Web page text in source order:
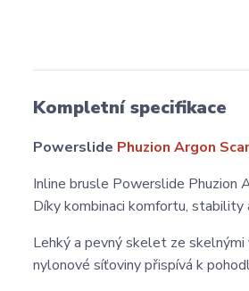
Kompletní specifikace
Powerslide Phuzion Argon
Inline brusle Powerslide Phuzion
Díky kombinaci komfortu, stability
Lehký a pevný skelet ze
nylonové síťoviny přispívá k